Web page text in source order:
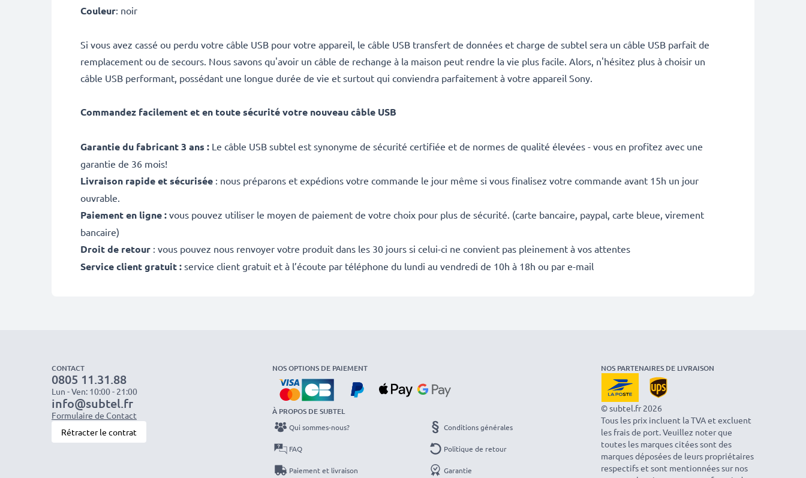
Couleur: noir
Si vous avez cassé ou perdu votre câble USB pour votre appareil, le câble USB transfert de données et charge de subtel sera un câble USB parfait de
remplacement ou de secours. Nous savons qu'avoir un câble de rechange à la maison peut rendre la vie plus facile. Alors, n'hésitez plus à choisir un
câble USB performant, possédant une longue durée de vie et surtout qui conviendra parfaitement à votre appareil Sony.
Commandez facilement et en toute sécurité votre nouveau câble USB
Garantie du fabricant 3 ans : Le câble USB subtel est synonyme de sécurité certifiée et de normes de qualité élevées - vous en profitez avec une
garantie de 36 mois!
Livraison rapide et sécurisée : nous préparons et expédions votre commande le jour même si vous finalisez votre commande avant 15h un jour
ouvrable.
Paiement en ligne : vous pouvez utiliser le moyen de paiement de votre choix pour plus de sécurité. (carte bancaire, paypal, carte bleue, virement
bancaire)
Droit de retour : vous pouvez nous renvoyer votre produit dans les 30 jours si celui-ci ne convient pas pleinement à vos attentes
Service client gratuit : service client gratuit et à l’écoute par téléphone du lundi au vendredi de 10h à 18h ou par e-mail
CONTACT
0805 11.31.88
Lun - Ven: 10:00 - 21:00
info@subtel.fr
Formulaire de Contact
Rétracter le contrat
NOS OPTIONS DE PAIEMENT
À PROPOS DE SUBTEL
Qui sommes-nous?
FAQ
Paiement et livraison
Conditions générales
Politique de retour
Garantie
NOS PARTENAIRES DE LIVRAISON
© subtel.fr 2026
Tous les prix incluent la TVA et excluent
les frais de port. Veuillez noter que
toutes les marques citées sont des
marques déposées de leurs propriétaires
respectifs et sont mentionnées sur nos